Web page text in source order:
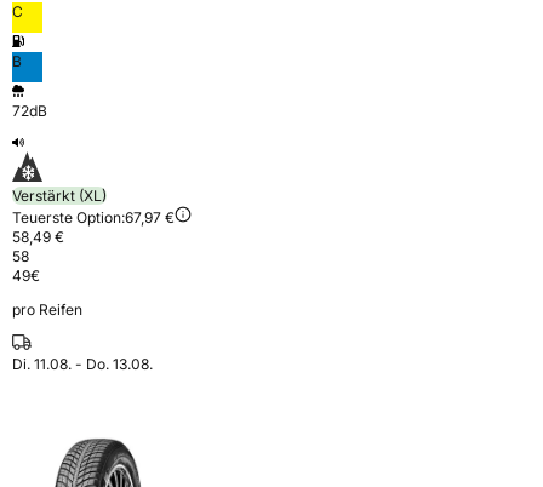
C
B
72dB
Verstärkt (XL)
Teuerste Option:67,97 €
58,49 €
58
49€
pro Reifen
Di. 11.08. - Do. 13.08.